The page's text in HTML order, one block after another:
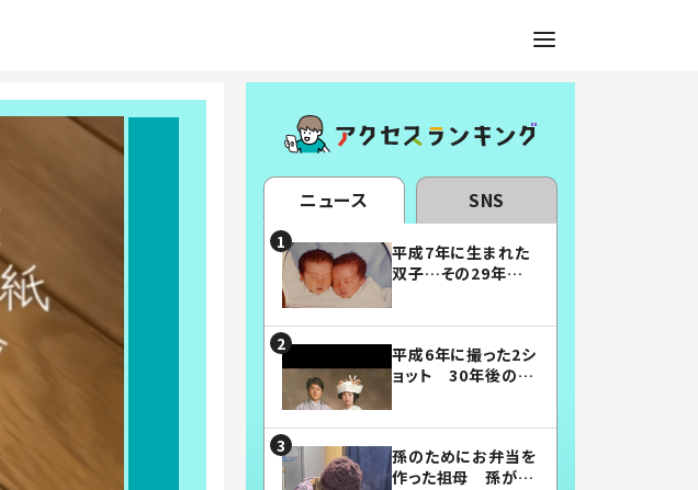
ニュース SNS
平成7年に生まれた
双子…その29年後
平成6年に撮った2シ
ョット 30年後の姿
孫のためにお弁当を
作った祖母 孫が絶